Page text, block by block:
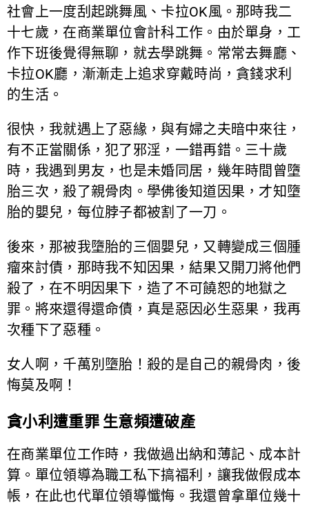
社會上一度刮起跳舞風、卡拉OK風。那時我二
十七歲，在商業單位會計科工作。由於單身，工
作下班後覺得無聊，就去學跳舞。常常去舞廳、
卡拉OK廳，漸漸走上追求穿戴時尚，貪錢求利
的生活。
很快，我就遇上了惡緣，與有婦之夫暗中來往，
有不正當關係，犯了邪淫，一錯再錯。三十歲
時，我遇到男友，也是未婚同居，幾年時間曾墮
胎三次，殺了親骨肉。學佛後知道因果，才知墮
胎的嬰兒，每位脖子都被割了一刀。
後來，那被我墮胎的三個嬰兒，又轉變成三個腫
瘤來討債，那時我不知因果，結果又開刀將他們
殺了，在不明因果下，造了不可饒恕的地獄之
罪。將來還得還命債，真是惡因必生惡果，我再
次種下了惡種。
女人啊，千萬別墮胎！殺的是自己的親骨肉，後
悔莫及啊！
貪小利遭重罪 生意頻遭破產
在商業單位工作時，我做過出納和薄記、成本計
算。單位領導為職工私下搞福利，讓我做假成本
帳，在此也代單位領導懺悔。我還曾拿單位幾十